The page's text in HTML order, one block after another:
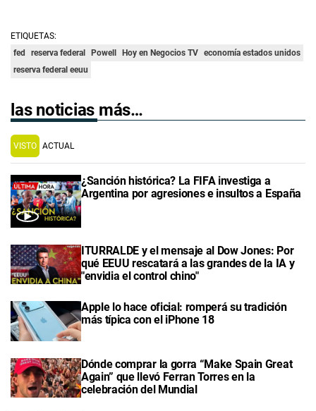
ETIQUETAS:
fed
reserva federal Powell Hoy en Negocios TV economía estados unidos
reserva federal eeuu
las noticias más…
VISTO ACTUAL
¿Sanción histórica? La FIFA investiga a
Argentina por agresiones e insultos a España
ITURRALDE y el mensaje al Dow Jones: Por
qué EEUU rescatará a las grandes de la IA y
"envidia el control chino"
Apple lo hace oficial: romperá su tradición
más típica con el iPhone 18
Dónde comprar la gorra “Make Spain Great
Again” que llevó Ferran Torres en la
celebración del Mundial